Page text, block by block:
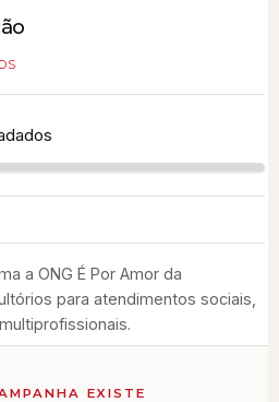
EXISTE
a ONG É Por Amor da
para atendimentos sociais,